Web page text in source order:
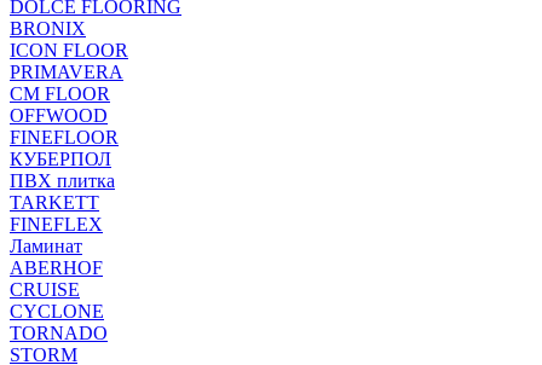
DOLCE FLOORING
BRONIX
ICON FLOOR
PRIMAVERA
CM FLOOR
OFFWOOD
FINEFLOOR
КУБЕРПОЛ
ПВХ плитка
TARKETT
FINEFLEX
Ламинат
ABERHOF
CRUISE
CYCLONE
TORNADO
STORM